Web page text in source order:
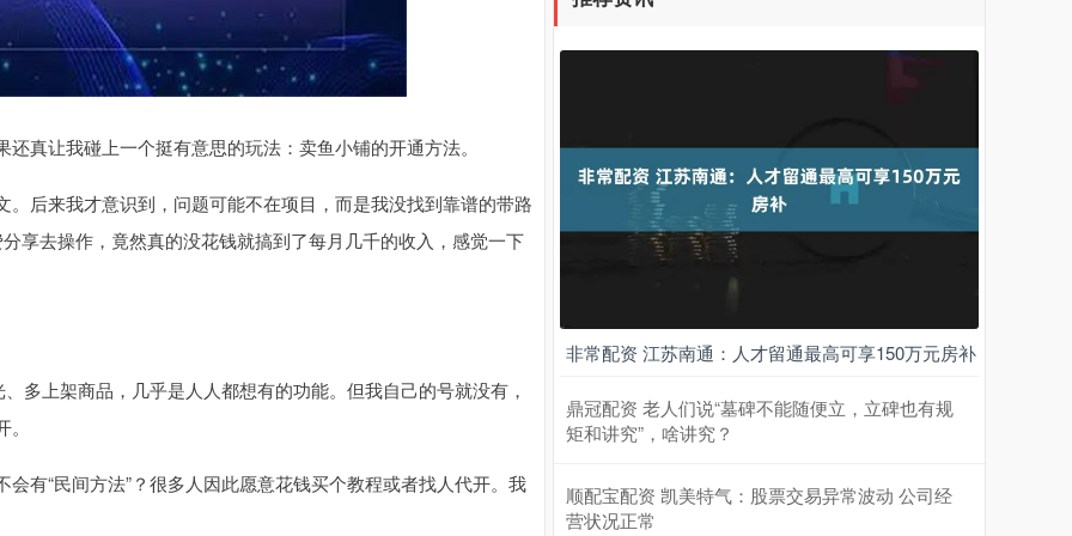
真让我碰上一个挺有意思的玩法：卖鱼小铺的开通方法。
后来我才意识到，问题可能不在项目，而是我没找到靠谱的带路
享去操作，竟然真的没花钱就搞到了每月几千的收入，感觉一下
多上架商品，几乎是人人都想有的功能。但我自己的号就没有，
有“民间方法”？很多人因此愿意花钱买个教程或者找人代开。我
非常配资 江苏南通：人才留通最高可享150万元房补
鼎冠配资 老人们说“墓碑不能随便立，立碑也有规
矩和讲究”，啥讲究？
顺配宝配资 凯美特气：股票交易异常波动 公司经
营状况正常